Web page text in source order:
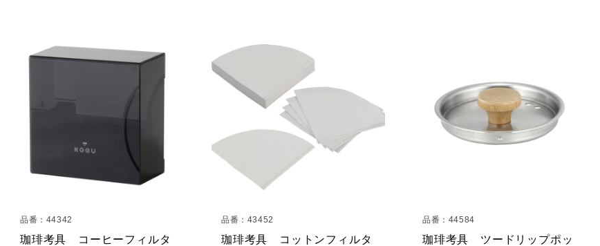
珈琲考具 コーヒーフィルタ
品番：44342
珈琲考具 コットンフィルタ
品番：43452
珈琲考具 ツードリップポッ
品番：44584